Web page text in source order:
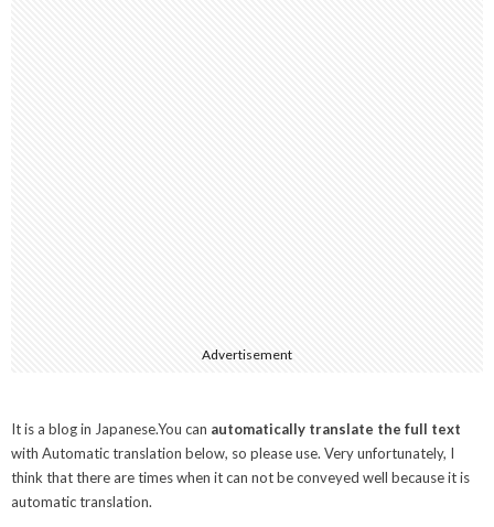
Advertisement
It is a blog in Japanese.You can automatically translate the full text
with Automatic translation below, so please use. Very unfortunately, I
think that there are times when it can not be conveyed well because it is
automatic translation.